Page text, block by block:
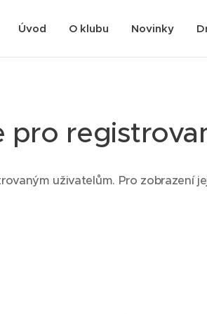
Úvod O klubu Novinky
pro
uživatelům. Pro zobrazení